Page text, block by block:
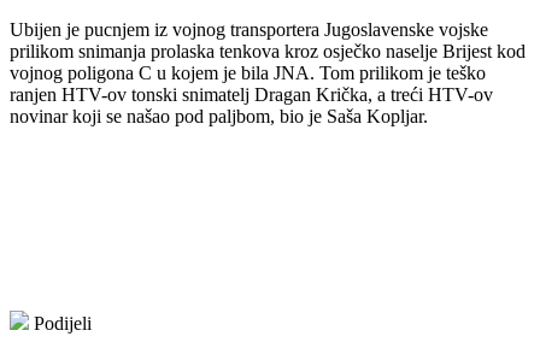
Ubijen je pucnjem iz vojnog transportera Jugoslavenske vojske
prilikom snimanja prolaska tenkova kroz osječko naselje Brijest kod
vojnog poligona C u kojem je bila JNA. Tom prilikom je teško
ranjen HTV-ov tonski snimatelj Dragan Krička, a treći HTV-ov
novinar koji se našao pod paljbom, bio je Saša Kopljar.
Podijeli